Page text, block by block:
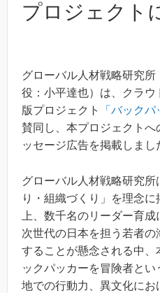
プロジェクト
グローバル人材戦略研究
役：小平達也）は、クラ
版プロジェクト
「バック
賛同し、本プロジェクトへ
ッセージ広告を掲載しまし
グローバル人材戦略研究所
り・組織づくり」を理念
上、数千名のリーダー育
次世代の日本を担う若者
することが懸念される中
ックパッカーを冒険者と
地での行動力、異文化に